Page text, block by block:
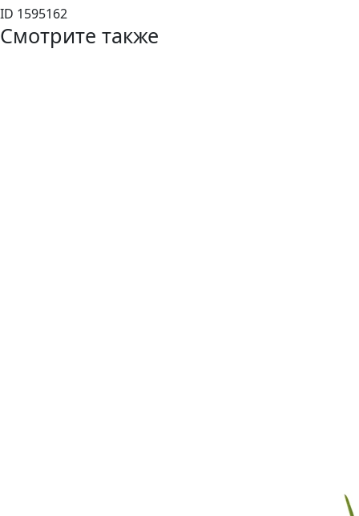
ID 1595162
Смотрите также